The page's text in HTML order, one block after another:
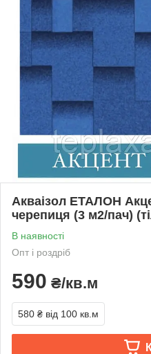
Акваізол ЕТАЛОН
черепиця (3 м2/пач)
В наявності
Опт і роздріб
590 ₴/кв.м
580 ₴ від 100 кв.м